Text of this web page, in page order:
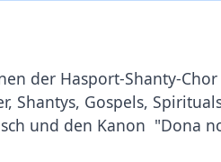
der Hasport-Shanty-
Shantys, Gospels,
und den Kanon "Dona